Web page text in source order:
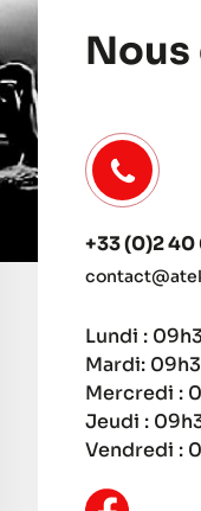
+33 (0)2 40
Lundi :
Mardi:
Mercredi :
Jeudi :
Vendredi :